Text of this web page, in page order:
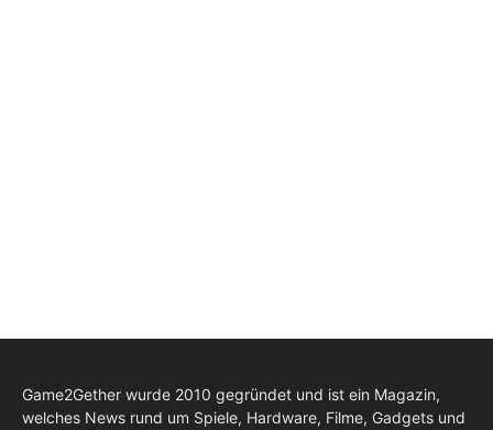
Game2Gether wurde 2010 gegründet und ist ein Magazin,
welches News rund um Spiele, Hardware, Filme, Gadgets und